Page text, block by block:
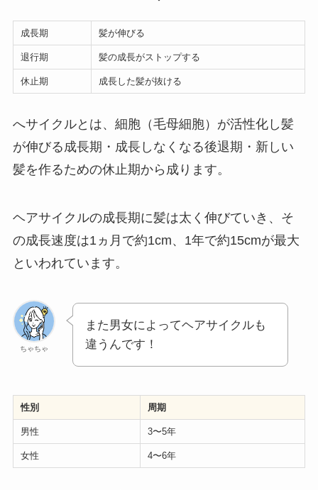
成長期 髪が伸びる
退行期 髪の成長がストップする
休止期 成長した髪が抜ける
へサイクルとは、細胞（毛母細胞）が活性化し髪
が伸びる成長期・成長しなくなる後退期・新しい
髪を作るための休止期から成ります。
ヘアサイクルの成長期に髪は太く伸びていき、そ
の成長速度は1ヵ月で約1cm、1年で約15cmが最大
といわれています。
ちゃちゃ
また男女によってヘアサイクルも
違うんです！
性別 周期
男性 3〜5年
女性 4〜6年